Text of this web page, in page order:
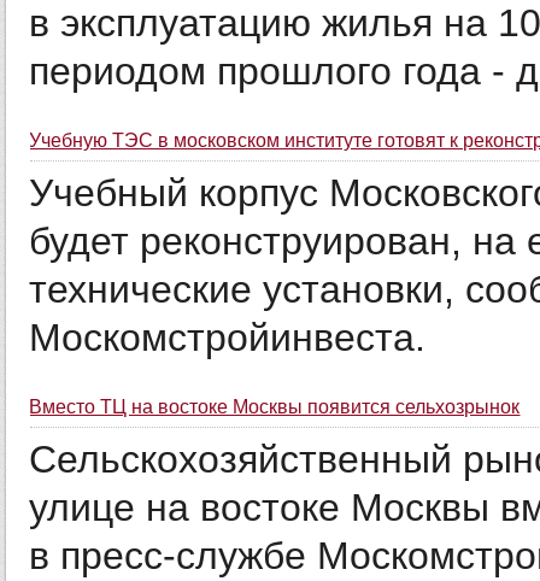
в эксплуатацию жилья на
периодом прошлого года -
Учебную ТЭС в московском институте готовят к
Учебный корпус
будет реконструирован, на
технические установки,
Москомстройинвеста.
Вместо ТЦ на востоке Москвы появится сельхозрынок
Сельскохозяйственный
улице на востоке Москвы
в пресс-службе